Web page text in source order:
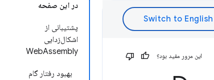
در این صفحه
پشتیبانی از
اشکال‌زدایی
WebAssembly
بهبود رفتار گام
این مرور مفید بود؟